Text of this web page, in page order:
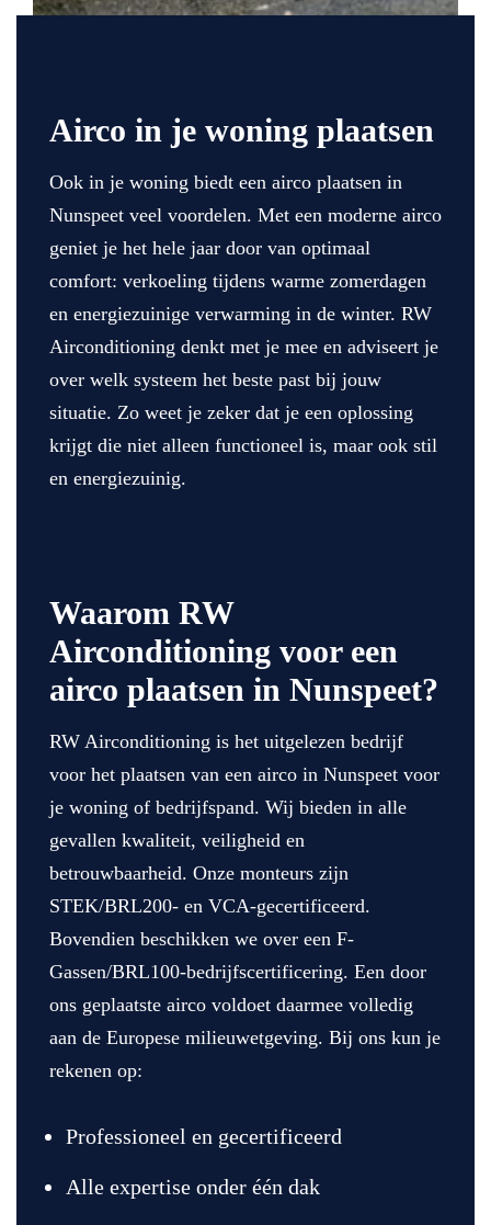
Airco in je woning plaatsen
Ook in je woning biedt een airco plaatsen in
Nunspeet veel voordelen. Met een moderne airco
geniet je het hele jaar door van optimaal
comfort: verkoeling tijdens warme zomerdagen
en energiezuinige verwarming in de winter. RW
Airconditioning denkt met je mee en adviseert je
over welk systeem het beste past bij jouw
situatie. Zo weet je zeker dat je een oplossing
krijgt die niet alleen functioneel is, maar ook stil
en energiezuinig.
Waarom RW
Airconditioning voor een
airco plaatsen in Nunspeet?
RW Airconditioning is het uitgelezen bedrijf
voor het plaatsen van een airco in Nunspeet voor
je woning of bedrijfspand. Wij bieden in alle
gevallen kwaliteit, veiligheid en
betrouwbaarheid. Onze monteurs zijn
STEK/BRL200- en VCA-gecertificeerd.
Bovendien beschikken we over een F-
Gassen/BRL100-bedrijfscertificering. Een door
ons geplaatste airco voldoet daarmee volledig
aan de Europese milieuwetgeving. Bij ons kun je
rekenen op:
Professioneel en gecertificeerd
Alle expertise onder één dak